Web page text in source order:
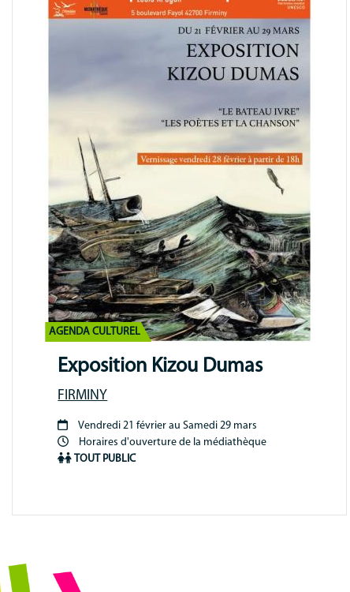
AGENDA CULTUREL
Exposition Kizou Dumas
FIRMINY
Période
animation
Vendredi 21 février au Samedi 29 mars
Horaires d'ouverture de la médiathèque
TOUT PUBLIC